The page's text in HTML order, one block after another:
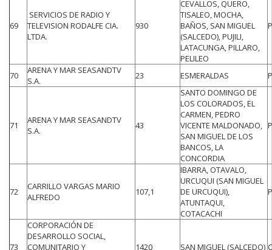
69
SERVICIOS DE RADIO Y
TELEVISION RODALFE CIA.
LTDA.
930
CEVALLOS, QUERO,
TISALEO, MOCHA,
BAÑOS, SAN MIGUEL
(SALCEDO), PUJILI,
LATACUNGA, PILLARO,
PELILEO
70
ARENA Y MAR SEASANDTV
S.A.
23 ESMERALDAS
71
ARENA Y MAR SEASANDTV
S.A.
43
SANTO DOMINGO DE
LOS COLORADOS, EL
CARMEN, PEDRO
VICENTE MALDONADO,
SAN MIGUEL DE LOS
BANCOS, LA
CONCORDIA
72
CARRILLO VARGAS MARIO
ALFREDO
107,1
IBARRA, OTAVALO,
URCUQUI (SAN MIGUEL
DE URCUQUI),
ATUNTAQUI,
COTACACHI
73
CORPORACIÓN DE
DESARROLLO SOCIAL,
COMUNITARIO Y
1420 SAN MIGUEL (SALCEDO)